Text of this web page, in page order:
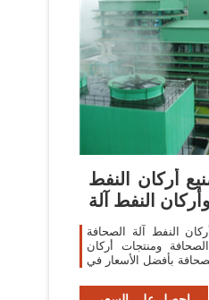
أركان النفط
النفط آلة
النفط آلة الصحافة
ومنتجات أركان
بأفضل الأسعار في